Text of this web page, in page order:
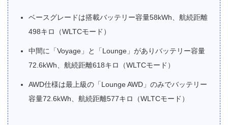
ベースグレードは搭載バッテリー容量58kWh、航続距離
498キロ（WLTCモード）
中間に「Voyage」と「Lounge」がありバッテリー容量
72.6kWh、航続距離618キロ（WLTCモード）
AWD仕様は最上級の「Lounge AWD」のみでバッテリー
容量72.6kWh、航続距離577キロ（WLTCモード）